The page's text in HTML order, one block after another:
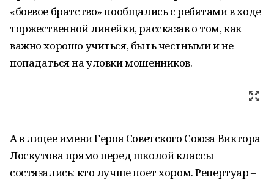
«боевое братство» пообщались с ребятами в ходе
торжественной линейки, рассказав о том, как
важно хорошо учиться, быть честными и не
попадаться на уловки мошенников.
А в лицее имени Героя Советского Союза Виктора
Лоскутова прямо перед школой классы
состязались: кто лучше поет хором. Репертуар –